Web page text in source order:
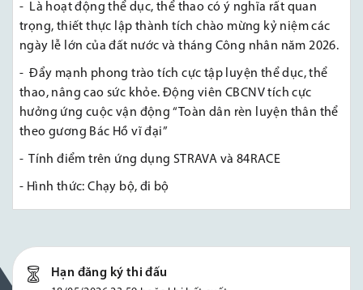
- Là hoạt động thể dục, thể thao có ý nghĩa rất quan
trọng, thiết thực lập thành tích chào mừng kỷ niệm các
ngày lễ lớn của đất nước và tháng Công nhân năm 2026.
- Đẩy mạnh phong trào tích cực tập luyện thể dục, thể
thao, nâng cao sức khỏe. Động viên CBCNV tích cực
hưởng ứng cuộc vận động “Toàn dân rèn luyện thân thể
theo gương Bác Hồ vĩ đại”
- Tính điểm trên ứng dụng STRAVA và 84RACE
- Hình thức: Chạy bộ, đi bộ
Hạn đăng ký thi đấu